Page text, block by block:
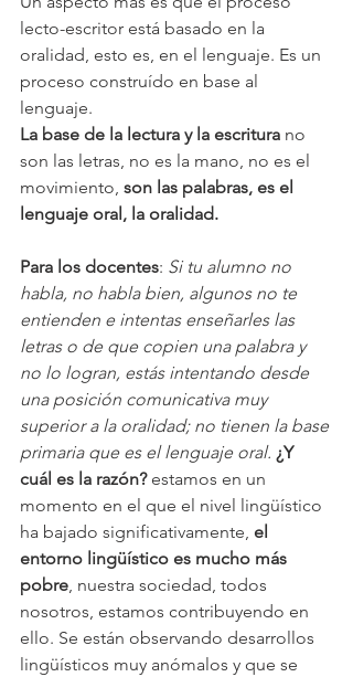
lecto-escritor está basado en la
oralidad, esto es, en el lenguaje. Es un
proceso construído en base al
lenguaje.
La base de la lectura y la escritura no
son las letras, no es la mano, no es el
movimiento, son las palabras, es el
lenguaje oral, la oralidad.
Para los docentes: Si tu alumno no
habla, no habla bien, algunos no te
entienden e intentas enseñarles las
letras o de que copien una palabra y
no lo logran, estás intentando desde
una posición comunicativa muy
superior a la oralidad; no tienen la base
primaria que es el lenguaje oral. ¿Y
cuál es la razón? estamos en un
momento en el que el nivel lingüístico
ha bajado significativamente, el
entorno lingüístico es mucho más
pobre, nuestra sociedad, todos
nosotros, estamos contribuyendo en
ello. Se están observando desarrollos
lingüísticos muy anómalos y que se